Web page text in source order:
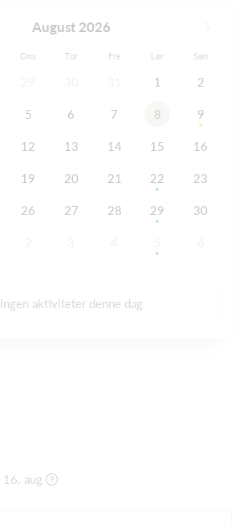
August 2026
Ons Tor Fre Lør Søn
1 2
5 6 7 8 9
12 13 14 15 16
19 20 21 22 23
26 27 28 29 30
Ingen aktiviteter denne dag
16. aug